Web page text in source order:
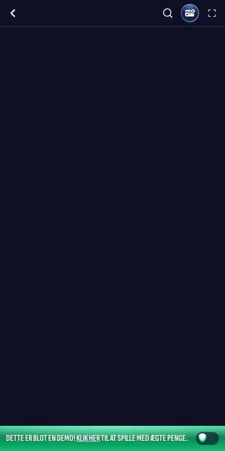
DETTE ER BLOT EN DEMO!KLIK HERTIL AT SPILLE MED ÆGTE PENGE.